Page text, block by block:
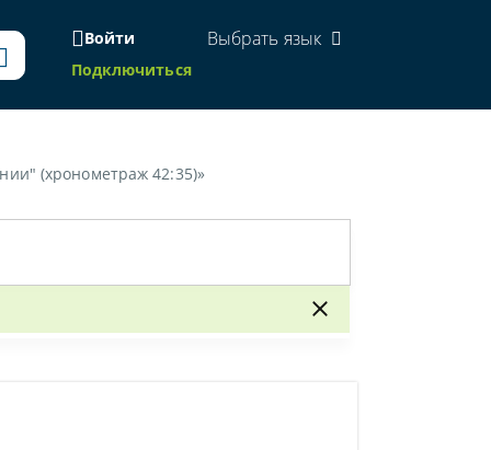
Войти
Подключиться
Выбрать язык
(хронометраж 42:35)»